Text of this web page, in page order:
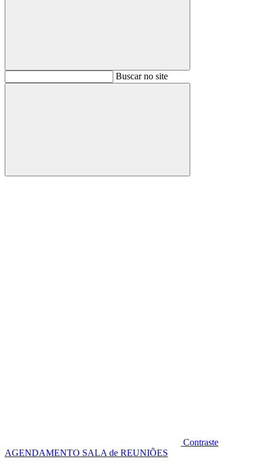
BuscarBuscar no site
Buscar
Contraste
AGENDAMENTO SALA de REUNIÕES